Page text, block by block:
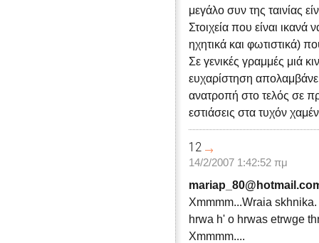
μεγάλο συν της ταινίας
Στοιχεία που είναι
ηχητικά και φωτιστικά)
Σε γενικές γραμμές μιά
ευχαρίστηση
ανατροπή στο τελός σε
εστιάσεις στα τυχόν
12
14/2/2007 1:42:52 πμ
Xmmmm...Wraia
hrwa h' o hrwas etrwge
Xmmmm....